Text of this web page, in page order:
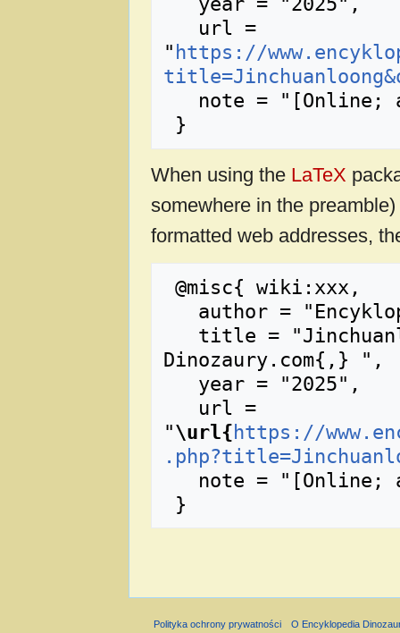
" https://
When using the LaTeX
somewhere in the
formatted web addresses,
Dinozaury.com{,} ",
"\url{ https://
Polityka ochrony prywatności O Encyklopedia